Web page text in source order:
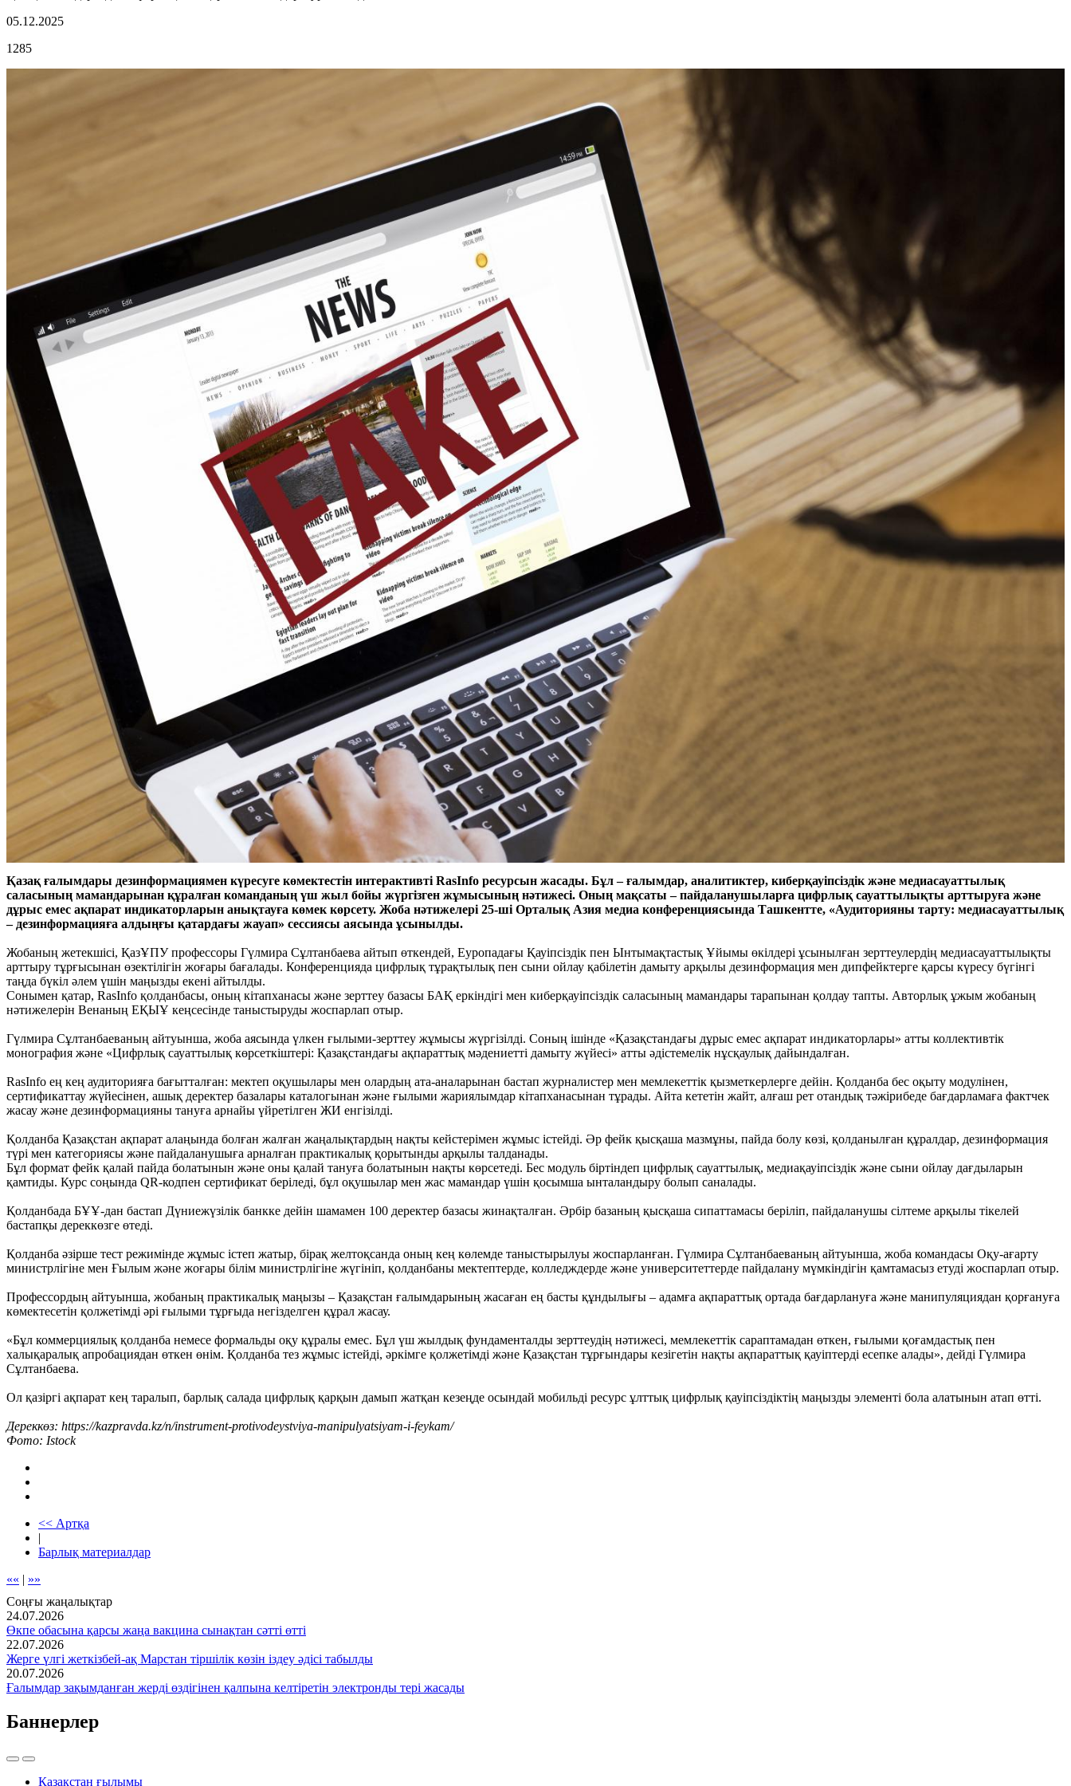
05.12.2025
1285
Қазақ ғалымдары дезинформациямен күресуге көмектестін интерактивті RasInfo ресурсын жасады. Бұл – ғалымдар, аналитиктер, киберқауіпсіздік және медиасауаттылық
саласының мамандарынан құралған команданың үш жыл бойы жүргізген жұмысының нәтижесі. Оның мақсаты – пайдаланушыларға цифрлық сауаттылықты арттыруға және
дұрыс емес ақпарат индикаторларын анықтауға көмек көрсету. Жоба нәтижелері 25-ші Орталық Азия медиа конференциясында Ташкентте, «Аудиторияны тарту: медиасауаттылық
– дезинформацияға алдыңғы қатардағы жауап» сессиясы аясында ұсынылды.
Жобаның жетекшісі, ҚазҰПУ профессоры Гүлмира Сұлтанбаева айтып өткендей, Еуропадағы Қауіпсіздік пен Ынтымақтастық Ұйымы өкілдері ұсынылған зерттеулердің медиасауаттылықты
арттыру тұрғысынан өзектілігін жоғары бағалады. Конференцияда цифрлық тұрақтылық пен сыни ойлау қабілетін дамыту арқылы дезинформация мен дипфейктерге қарсы күресу бүгінгі
таңда бүкіл әлем үшін маңызды екені айтылды.
Сонымен қатар, RasInfo қолданбасы, оның кітапханасы және зерттеу базасы БАҚ еркіндігі мен киберқауіпсіздік саласының мамандары тарапынан қолдау тапты. Авторлық ұжым жобаның
нәтижелерін Венаның ЕҚЫҰ кеңсесінде таныстыруды жоспарлап отыр.
Гүлмира Сұлтанбаеваның айтуынша, жоба аясында үлкен ғылыми-зерттеу жұмысы жүргізілді. Соның ішінде «Қазақстандағы дұрыс емес ақпарат индикаторлары» атты коллективтік
монография және «Цифрлық сауаттылық көрсеткіштері: Қазақстандағы ақпараттық мәдениетті дамыту жүйесі» атты әдістемелік нұсқаулық дайындалған.
RasInfo ең кең аудиторияға бағытталған: мектеп оқушылары мен олардың ата-аналарынан бастап журналистер мен мемлекеттік қызметкерлерге дейін. Қолданба бес оқыту модулінен,
сертификаттау жүйесінен, ашық деректер базалары каталогынан және ғылыми жариялымдар кітапханасынан тұрады. Айта кететін жайт, алғаш рет отандық тәжірибеде бағдарламаға фактчек
жасау және дезинформацияны тануға арнайы үйретілген ЖИ енгізілді.
Қолданба Қазақстан ақпарат алаңында болған жалған жаңалықтардың нақты кейстерімен жұмыс істейді. Әр фейк қысқаша мазмұны, пайда болу көзі, қолданылған құралдар, дезинформация
түрі мен категориясы және пайдаланушыға арналған практикалық қорытынды арқылы талданады.
Бұл формат фейк қалай пайда болатынын және оны қалай тануға болатынын нақты көрсетеді. Бес модуль біртіндеп цифрлық сауаттылық, медиақауіпсіздік және сыни ойлау дағдыларын
қамтиды. Курс соңында QR-кодпен сертификат беріледі, бұл оқушылар мен жас мамандар үшін қосымша ынталандыру болып саналады.
Қолданбада БҰҰ-дан бастап Дүниежүзілік банкке дейін шамамен 100 деректер базасы жинақталған. Әрбір базаның қысқаша сипаттамасы беріліп, пайдаланушы сілтеме арқылы тікелей
бастапқы дереккөзге өтеді.
Қолданба әзірше тест режимінде жұмыс істеп жатыр, бірақ желтоқсанда оның кең көлемде таныстырылуы жоспарланған. Гүлмира Сұлтанбаеваның айтуынша, жоба командасы Оқу-ағарту
министрлігіне мен Ғылым және жоғары білім министрлігіне жүгініп, қолданбаны мектептерде, колледждерде және университеттерде пайдалану мүмкіндігін қамтамасыз етуді жоспарлап отыр.
Профессордың айтуынша, жобаның практикалық маңызы – Қазақстан ғалымдарының жасаған ең басты құндылығы – адамға ақпараттық ортада бағдарлануға және манипуляциядан қорғануға
көмектесетін қолжетімді әрі ғылыми тұрғыда негізделген құрал жасау.
«Бұл коммерциялық қолданба немесе формальды оқу құралы емес. Бұл үш жылдық фундаменталды зерттеудің нәтижесі, мемлекеттік сараптамадан өткен, ғылыми қоғамдастық пен
халықаралық апробациядан өткен өнім. Қолданба тез жұмыс істейді, әркімге қолжетімді және Қазақстан тұрғындары кезігетін нақты ақпараттық қауіптерді есепке алады», дейді Гүлмира
Сұлтанбаева.
Ол қазіргі ақпарат кең таралып, барлық салада цифрлық қарқын дамып жатқан кезеңде осындай мобильді ресурс ұлттық цифрлық қауіпсіздіктің маңызды элементі бола алатынын атап өтті.
Дереккөз: https://kazpravda.kz/n/instrument-protivodeystviya-manipulyatsiyam-i-feykam/
Фото: Istock
<< Артқа
|
Барлық материалдар
«« | »»
Соңғы жаңалықтар
24.07.2026
Өкпе обасына қарсы жаңа вакцина сынақтан сәтті өтті
22.07.2026
Жерге үлгі жеткізбей-ақ Марстан тіршілік көзін іздеу әдісі табылды
20.07.2026
Ғалымдар зақымданған жерді өздігінен қалпына келтіретін электронды тері жасады
Баннерлер
Қазақстан ғылымы